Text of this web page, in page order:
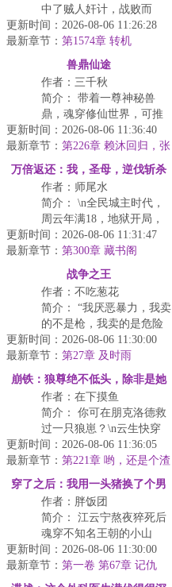
中了贼人奸计，战败而
归。周彦章提出，迎娶他
的白月光为平妻，寻求侯
府庇...
更新时间：2026-08-06 11:26:28
最新章节： 第1574章 转机
兽鼎仙途
作者：三千秋
简介： 带着一尊神秘兽
鼎，魂穿修仙世界，可推
衍万物进化之路。灰雀化
朱雀，蟒蛇成真龙。
更新时间：2026-08-06 11:36:40
最新章节： 第226章 赖沐回归，张
昂身死，殷家失约
万倍返还：我，圣母，逆伐斩杀
线
作者：师尾水
简介： \n全民城主时代，
周云年满18，地狱开局，
喜提F级破烂小城。\n城内
破败萧条不说，连...
更新时间：2026-08-06 11:31:47
最新章节： 第300章 藏书阁
战争之王
作者：不吃葱花
简介： “我厌恶暴力，我卖
的不是枪，我卖的是危险
情况下的选择权和保护自
己的权力。”
...
更新时间：2026-08-06 11:30:00
最新章节： 第27章 及时雨
崩铁：狼尊绝不低头，除非是她
爹
作者：在下摸鱼
简介： 你可在朋克洛德救
过一只狼崽？\n云生快穿
开局截胡阿哈的卡带，雨
夜捡到人类幼崽款银
狼，...
更新时间：2026-08-06 11:36:05
最新章节： 第221章 哟，还是个渣
男
穿了之后：我用一头猪换了个男
人
作者：胖饭团
简介： 江云宁熬夜猝死后
魂穿不知名王朝的小山
村。
原主痴迷同村小白...
更新时间：2026-08-06 11:30:00
最新章节： 第一卷 第67章 记仇